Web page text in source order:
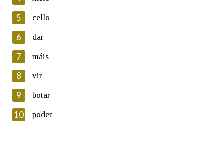
Lin e acepto as condicións da política de
Introduce o código que aparece na imaxe:
Texto de verificación
5 cello
6 dar
7 máis
8 vir
9 botar
10 poder